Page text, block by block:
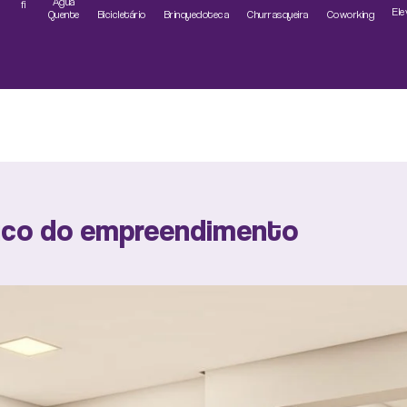
fi
Quente
Bicicletário Brinquedoteca Churrasqueira Coworking
do empreendimento